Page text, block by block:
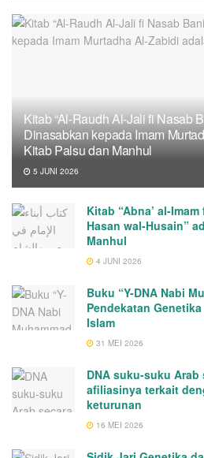
Kitab “Al-Raudh Al-Jali fi Nasab
Dinasabkan kepada Imam
Kitab Palsu dan Manhul
5 JUNI 2026
Kitab “Abna’ al-
Hasan wal-Husain”
Manhul
4 JUNI 2026
Buku “Y-DNA Nabi
Pendekatan
Islam
31 MEI 2026
DNA suku-suku
afiliasinya terkait
keturunan
16 MEI 2026